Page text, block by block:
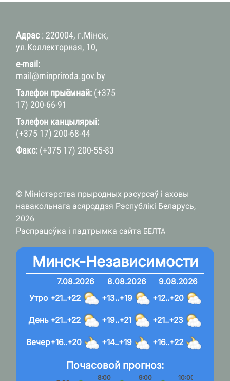
Адрас: 220004, г.Мінск,
ул.Коллекторная, 10,
e-mail:
mail@minpriroda.gov.by
Тэлефон прыёмнай: (+375
17) 200-66-91
Тэлефон канцылярыі:
(+375 17) 200-68-44
Факс: (+375 17) 200-55-83
© Міністэрства прыродных рэсурсаў і аховы
навакольнага асяроддзя Рэспублікі Беларусь,
2026
Распрацоўка і падтрымка сайта БЕЛТА
Минск-Независимости
7.08.2026
+21..+22
+21..+22
+16..+20
8.08.2026
+13..+19
+19..+21
+14..+19
9.08.2026
+12..+20
+21..+23
+16..+22
Вечер
День
Утро
Почасовой прогноз:
8:00 9:00 10:00